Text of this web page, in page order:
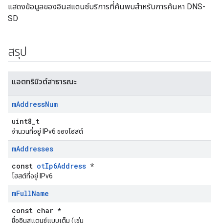
แสดงข้อมูลของอินสแตนซ์บริการที่ค้นพบสำหรับการค้นหา DNS-
SD
สรุป
แอตทริบิวต์สาธารณะ
mAddressNum
uint8_t
จำนวนที่อยู่ IPv6 ของโฮสต์
mAddresses
const otIp6Address *
โฮสต์ที่อยู่ IPv6
mFullName
const char *
ชื่ออินสแตนซ์แบบเต็ม (เช่น